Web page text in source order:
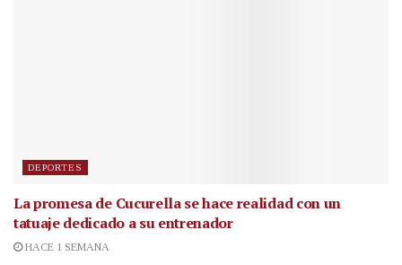
DEPORTES
La promesa de Cucurella se hace realidad con un
tatuaje dedicado a su entrenador
HACE 1 SEMANA